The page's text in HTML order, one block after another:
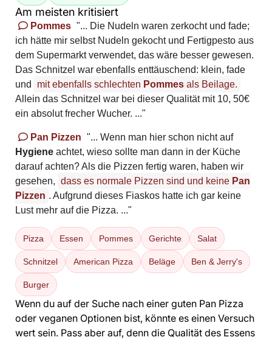
Am meisten kritisiert
Pommes "... Die Nudeln waren zerkocht und fade;
ich hätte mir selbst Nudeln gekocht und Fertigpesto aus
dem Supermarkt verwendet, das wäre besser gewesen.
Das Schnitzel war ebenfalls enttäuschend: klein, fade
und
mit ebenfalls schlechten Pommes als Beilage.
Allein das Schnitzel war bei dieser Qualität mit 10, 50€
ein absolut frecher Wucher. ..."
Pan Pizzen "... Wenn man hier schon nicht auf
Hygiene achtet, wieso sollte man dann in der Küche
darauf achten? Als die Pizzen fertig waren, haben wir
gesehen, dass es normale Pizzen sind und keine Pan
Pizzen . Aufgrund dieses Fiaskos hatte ich gar keine
Lust mehr auf die Pizza. ..."
Pizza Essen Pommes Gerichte Salat
Schnitzel American Pizza Beläge Ben & Jerry's
Burger
Wenn du auf der Suche nach einer guten Pan Pizza
oder veganen Optionen bist, könnte es einen Versuch
wert sein. Pass aber auf, denn die Qualität des Essens